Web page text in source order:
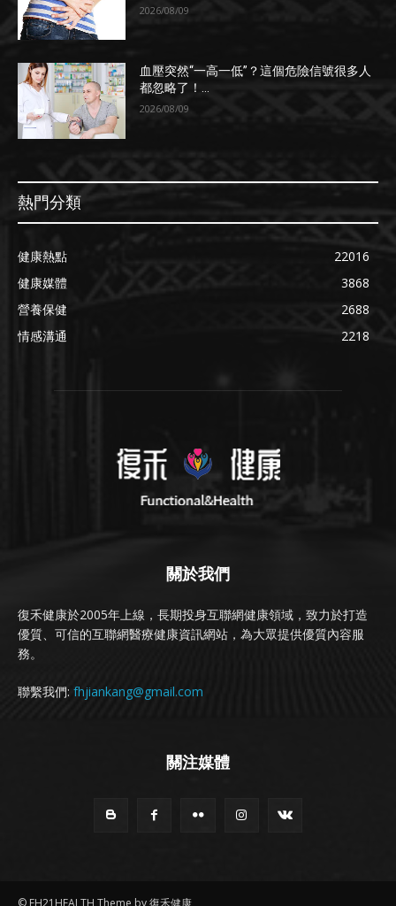
2026/08/09
血壓突然“一高一低”？這個危險信號很多人
都忽略了！...
2026/08/09
熱門分類
健康熱點
22016
健康媒體
3868
營養保健
2688
情感溝通
2218
關於我們
復禾健康於2005年上線，長期投身互聯網健康領域，致力於打造
優質、可信的互聯網醫療健康資訊網站，為大眾提供優質內容服
務。
聯繫我們: fhjiankang@gmail.com
關注媒體